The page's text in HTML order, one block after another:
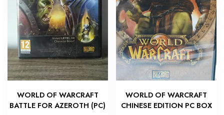
WORLD OF WARCRAFT
BATTLE FOR AZEROTH (PC)
WORLD OF WARCRAFT
CHINESE EDITION PC BOX